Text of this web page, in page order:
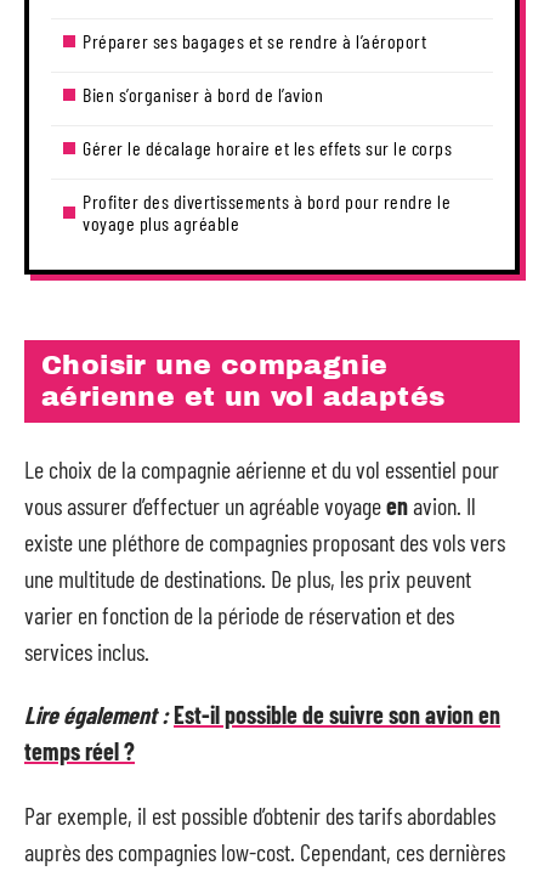
Préparer ses bagages et se rendre à l’aéroport
Bien s’organiser à bord de l’avion
Gérer le décalage horaire et les effets sur le corps
Profiter des divertissements à bord pour rendre le
voyage plus agréable
Choisir une compagnie
aérienne et un vol adaptés
Le choix de la compagnie aérienne et du vol essentiel pour
vous assurer d’effectuer un agréable voyageenavion. Il
existe une pléthore de compagnies proposant des vols vers
une multitude de destinations. De plus, les prix peuvent
varier en fonction de la période de réservation et des
services inclus.
Lire également :Est-il possible de suivre son avion en
temps réel ?
Par exemple, il est possible d’obtenir des tarifs abordables
auprès des compagnies low-cost. Cependant, ces dernières